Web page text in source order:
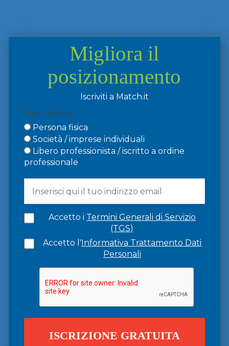
Migliora il
posizionamento
Iscriviti a Match.it
Tipo utente
Persona fisica
Società / imprese individuali
Libero professionista / iscritto a ordine
professionale
Accetto i Termini Generali di Servizio
(TGS)
Accetto l'Informativa Trattamento Dati
Personali